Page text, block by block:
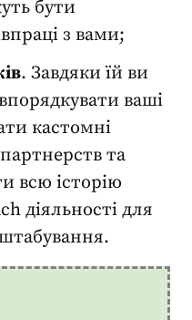
бути
з вами;
. Завдяки їй ви
ваші
кастомні
та
всю історію
діяльності для